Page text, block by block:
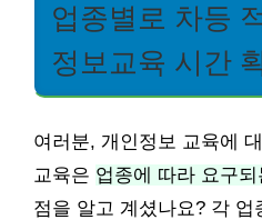
업종별로 차등
정보교육 시간
여러분, 개인정보 교육에
교육은 업종에 따라 요구
점을 알고 계셨나요? 각